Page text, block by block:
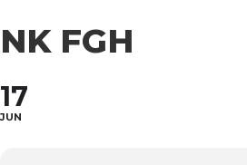
NK FGH
17
JUN